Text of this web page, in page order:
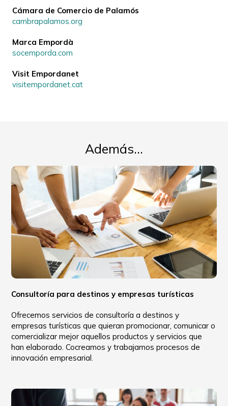
Cámara de Comercio de Palamós
cambrapalamos.org
Marca Empordà
socemporda.com
Visit Empordanet
visitempordanet.cat
Además...
Consultoría para destinos y empresas turísticas
Ofrecemos servicios de consultoría a destinos y
empresas turísticas que quieran promocionar, comunicar o
comercializar mejor aquellos productos y servicios que
han elaborado. Cocreamos y trabajamos procesos de
innovación empresarial.